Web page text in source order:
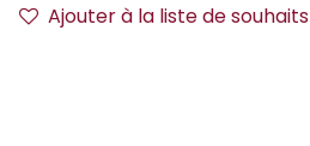
Ajouter à la liste de souhaits